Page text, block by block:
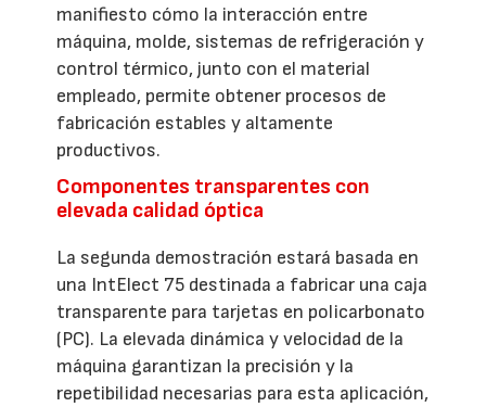
manifiesto cómo la interacción entre
máquina, molde, sistemas de refrigeración y
control térmico, junto con el material
empleado, permite obtener procesos de
fabricación estables y altamente
productivos.
Componentes transparentes con
elevada calidad óptica
La segunda demostración estará basada en
una IntElect 75 destinada a fabricar una caja
transparente para tarjetas en policarbonato
(PC). La elevada dinámica y velocidad de la
máquina garantizan la precisión y la
repetibilidad necesarias para esta aplicación,